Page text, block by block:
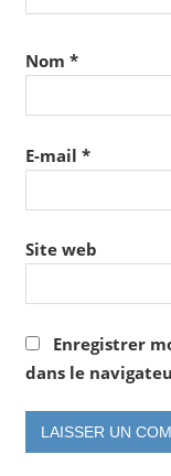
Nom *
E-mail *
Site web
Enregistrer
dans le